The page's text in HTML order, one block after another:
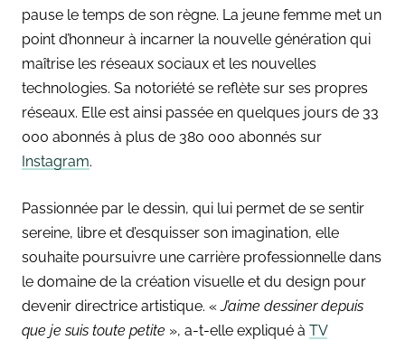
pause le temps de son règne. La jeune femme met un
point d’honneur à incarner la nouvelle génération qui
maîtrise les réseaux sociaux et les nouvelles
technologies. Sa notoriété se reflète sur ses propres
réseaux. Elle est ainsi passée en quelques jours de 33
000 abonnés à plus de 380 000 abonnés sur
Instagram.
Passionnée par le dessin, qui lui permet de se sentir
sereine, libre et d’esquisser son imagination, elle
souhaite poursuivre une carrière professionnelle dans
le domaine de la création visuelle et du design pour
devenir directrice artistique. «J’aime dessiner depuis
que je suis toute petite », a-t-elle expliqué à TV